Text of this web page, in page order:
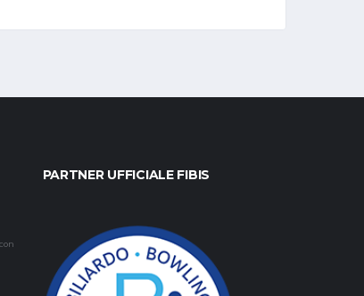
PARTNER UFFICIALE FIBIS